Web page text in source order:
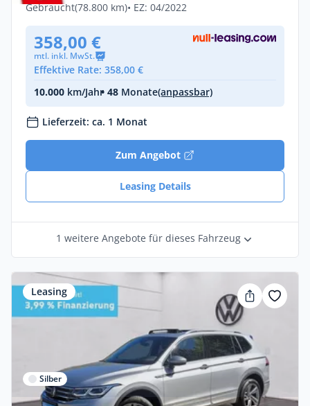
Gebraucht(78.800 km)• EZ: 04/2022
358,00 €
mtl. inkl. MwSt.
Effektive Rate: 358,00 €
10.000 km/Jahr• 48 Monate(anpassbar)
Lieferzeit: ca. 1 Monat
Zum Angebot
Leasing Details
1 weitere Angebote für dieses Fahrzeug
Leasing
Silber